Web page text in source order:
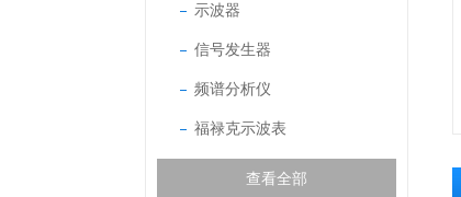
示波器
信号发生器
频谱分析仪
福禄克示波表
查看全部